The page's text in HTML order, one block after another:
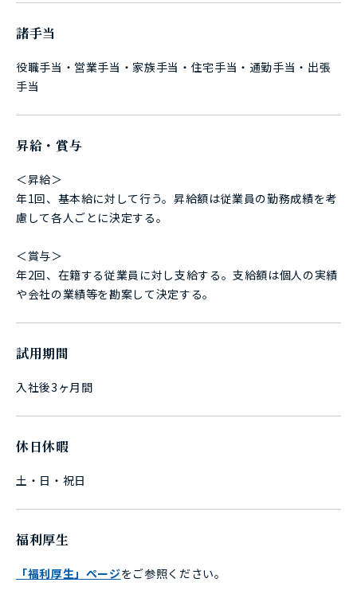
諸手当
役職手当・営業手当・家族手当・住宅手当・通勤手当・出張
手当
昇給・賞与
＜昇給＞
年1回、基本給に対して行う。昇給額は従業員の勤務成績を考
慮して各人ごとに決定する。
＜賞与＞
年2回、在籍する従業員に対し支給する。支給額は個人の実績
や会社の業績等を勘案して決定する。
試用期間
入社後3ヶ月間
休日休暇
土・日・祝日
福利厚生
「福利厚生」ページをご参照ください。